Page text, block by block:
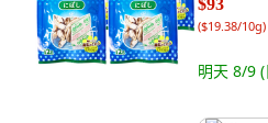
$93
($19.38/10g)
明天 8/9 (